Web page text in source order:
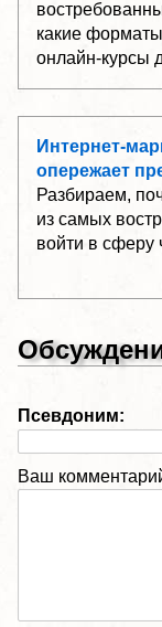
какие
онлайн-курсы
Интернет-
опережает
Разбираем,
из самых
войти в сферу
Псевдоним:
Ваш